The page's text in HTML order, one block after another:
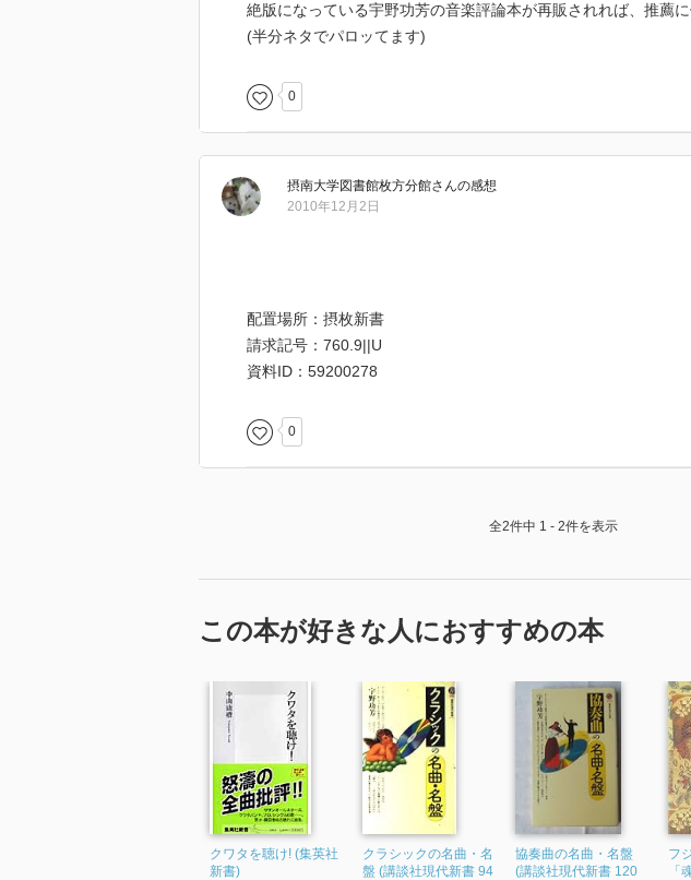
絶版になっている宇野功芳の音楽評論本が再販されれば、推薦に
(半分ネタでパロッてます)
0
摂南大学図書館枚方分館さんの感想
2010年12月2日
配置場所：摂枚新書
請求記号：760.9||U
資料ID：59200278
0
全2件中 1 - 2件を表示
この本が好きな人におすすめの本
クワタを聴け! (集英社
新書)
クラシックの名曲・名
盤 (講談社現代新書 94
協奏曲の名曲・名盤
(講談社現代新書 120
フ
「